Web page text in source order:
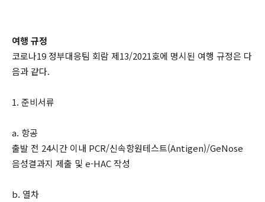
여행 규정
코로나19 정부대응팀 회람 제13/2021호에 명시된 여행 규정은 다
음과 같다.
1. 준비서류
a. 항공
출발 전 24시간 이내 PCR/신속항원테스트(Antigen)/GeNose
음성결과지 제출 및 e-HAC 작성
b. 열차